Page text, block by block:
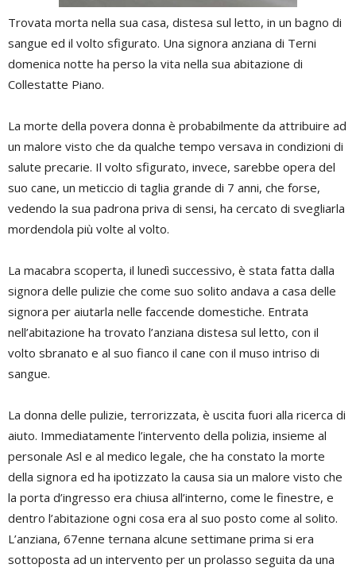
Trovata morta nella sua casa, distesa sul letto, in un bagno di
sangue ed il volto sfigurato. Una signora anziana di Terni
domenica notte ha perso la vita nella sua abitazione di
Collestatte Piano.
La morte della povera donna è probabilmente da attribuire ad
un malore visto che da qualche tempo versava in condizioni di
salute precarie. Il volto sfigurato, invece, sarebbe opera del
suo cane, un meticcio di taglia grande di 7 anni, che forse,
vedendo la sua padrona priva di sensi, ha cercato di svegliarla
mordendola più volte al volto.
La macabra scoperta, il lunedì successivo, è stata fatta dalla
signora delle pulizie che come suo solito andava a casa delle
signora per aiutarla nelle faccende domestiche. Entrata
nell’abitazione ha trovato l’anziana distesa sul letto, con il
volto sbranato e al suo fianco il cane con il muso intriso di
sangue.
La donna delle pulizie, terrorizzata, è uscita fuori alla ricerca di
aiuto. Immediatamente l’intervento della polizia, insieme al
personale Asl e al medico legale, che ha constato la morte
della signora ed ha ipotizzato la causa sia un malore visto che
la porta d’ingresso era chiusa all’interno, come le finestre, e
dentro l’abitazione ogni cosa era al suo posto come al solito.
L’anziana, 67enne ternana alcune settimane prima si era
sottoposta ad un intervento per un prolasso seguita da una